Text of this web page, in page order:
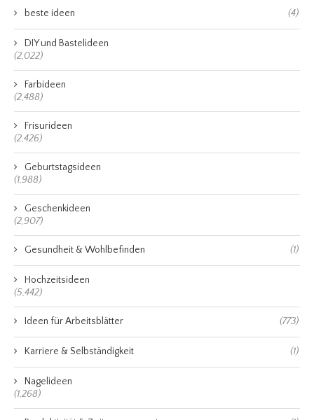
beste ideen (4)
DIY und Bastelideen
(2,022)
Farbideen
(2,488)
Frisurideen
(2,426)
Geburtstagsideen
(1,988)
Geschenkideen
(2,907)
Gesundheit & Wohlbefinden (1)
Hochzeitsideen
(5,442)
Ideen für Arbeitsblätter (773)
Karriere & Selbständigkeit (1)
Nagelideen
(1,268)